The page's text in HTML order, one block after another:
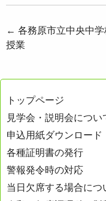
投
稿
ゲ
ー
シ
ョ
ン
← 各務原市立中央中
授業
トップページ
見学会・説明会につい
申込用紙ダウンロード
各種証明書の発行
警報発令時の対応
当日欠席する場合につ